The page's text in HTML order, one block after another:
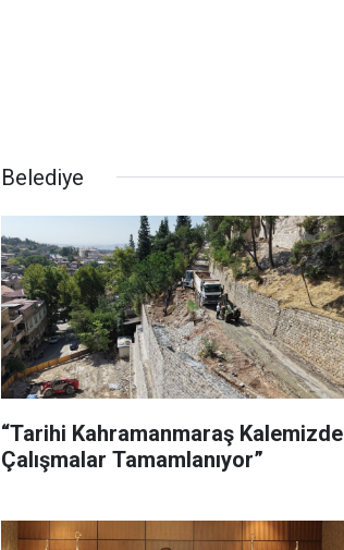
Belediye
“Tarihi Kahramanmaraş Kalemizde
Çalışmalar Tamamlanıyor”